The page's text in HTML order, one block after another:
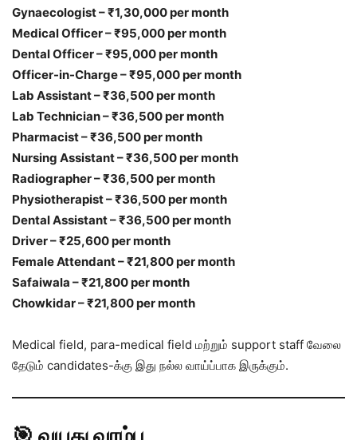
Gynaecologist – ₹1,30,000 per month
Medical Officer – ₹95,000 per month
Dental Officer – ₹95,000 per month
Officer-in-Charge – ₹95,000 per month
Lab Assistant – ₹36,500 per month
Lab Technician – ₹36,500 per month
Pharmacist – ₹36,500 per month
Nursing Assistant – ₹36,500 per month
Radiographer – ₹36,500 per month
Physiotherapist – ₹36,500 per month
Dental Assistant – ₹36,500 per month
Driver – ₹25,600 per month
Female Attendant – ₹21,800 per month
Safaiwala – ₹21,800 per month
Chowkidar – ₹21,800 per month
Medical field, para-medical field மற்றும் support staff வேலை
தேடும் candidates-க்கு இது நல்ல வாய்ப்பாக இருக்கும்.